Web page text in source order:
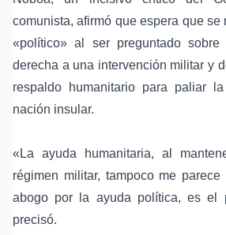
comunista, afirmó que espera que se
«político» al ser preguntado
derecha a una intervención militar y
respaldo humanitario para paliar
nación insular.
«La ayuda humanitaria, al
régimen militar, tampoco me
abogo por la ayuda política, es el
precisó.